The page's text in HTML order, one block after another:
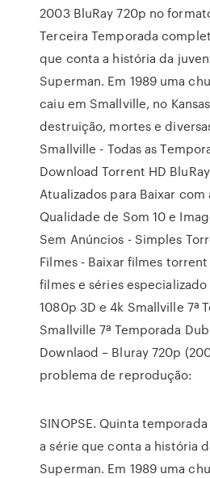
2003 BluRay 720p no
Terceira Temporada
que conta a história da
Superman. Em 1989 uma
caiu em Smallville, no
destruição, mortes e
Smallville - Todas as
Download Torrent HD
Atualizados para Baixar com
Qualidade de Som 10 e
Sem Anúncios - Simples
Filmes - Baixar filmes
filmes e séries
1080p 3D e 4k Smallville 7ª
Smallville 7ª Temporada
Downlaod – Bluray 720p
problema de reprodução:
SINOPSE. Quinta
a série que conta a história
Superman. Em 1989 uma